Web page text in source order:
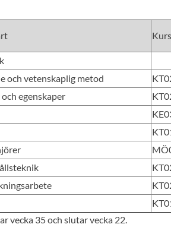
och vetenskaplig metod
egenskaper
vecka 35 och slutar vecka 22.